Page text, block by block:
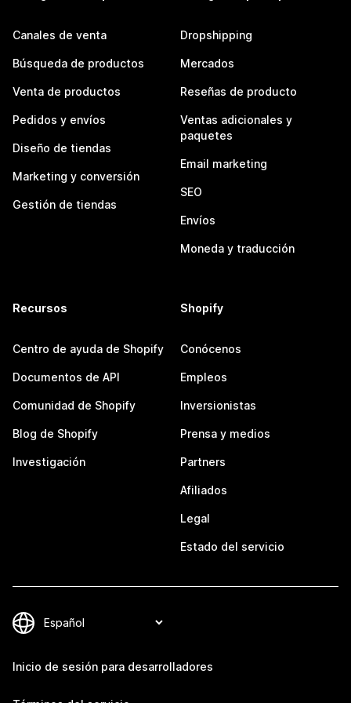
Canales de venta
Búsqueda de productos
Venta de productos
Pedidos y envíos
Diseño de tiendas
Marketing y conversión
Gestión de tiendas
Dropshipping
Mercados
Reseñas de producto
Ventas adicionales y
paquetes
Email marketing
SEO
Envíos
Moneda y traducción
Recursos
Centro de ayuda de Shopify
Documentos de API
Comunidad de Shopify
Blog de Shopify
Investigación
Shopify
Conócenos
Empleos
Inversionistas
Prensa y medios
Partners
Afiliados
Legal
Estado del servicio
Inicio de sesión para desarrolladores